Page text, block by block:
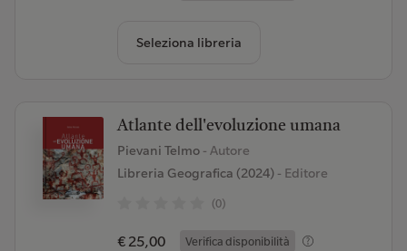
Seleziona libreria
Atlante dell'evoluzione umana
Pievani Telmo - Autore
Libreria Geografica (2024)- Editore
(0)
€ 25,00 Verifica disponibilità